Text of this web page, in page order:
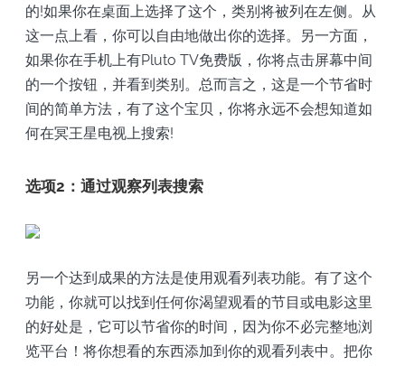
的!如果你在桌面上选择了这个，类别将被列在左侧。从
这一点上看，你可以自由地做出你的选择。另一方面，
如果你在手机上有Pluto TV免费版，你将点击屏幕中间
的一个按钮，并看到类别。总而言之，这是一个节省时
间的简单方法，有了这个宝贝，你将永远不会想知道如
何在冥王星电视上搜索!
选项2：通过观察列表搜索
另一个达到成果的方法是使用观看列表功能。有了这个
功能，你就可以找到任何你渴望观看的节目或电影这里
的好处是，它可以节省你的时间，因为你不必完整地浏
览平台！将你想看的东西添加到你的观看列表中。把你